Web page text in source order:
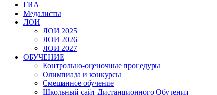
ГИА
Медалисты
ЛОИ
ЛОИ 2025
ЛОИ 2026
ЛОИ 2027
ОБУЧЕНИЕ
Контрольно-оценочные процедуры
Олимпиада и конкурсы
Смешанное обучение
Школьный сайт Дистанционного Обучения